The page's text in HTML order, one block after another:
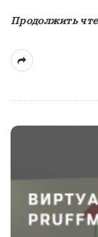
Продолжить